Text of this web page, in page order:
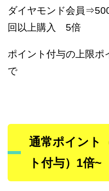
ダイヤモンド会員
回以上購入 5倍
ポイント付与の上限
で
通常ポイント
ト付与）1倍~